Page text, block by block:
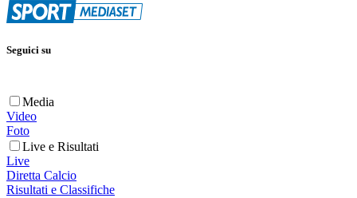
Seguici su
Media
Video
Foto
Live e Risultati
Live
Diretta Calcio
Risultati e Classifiche